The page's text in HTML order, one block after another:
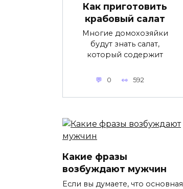
Как приготовить
крабовый салат
Многие домохозяйки
будут знать салат,
который содержит
0 592
Какие фразы
возбуждают мужчин
Если вы думаете, что основная